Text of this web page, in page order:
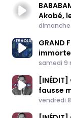
Akobé,
Published
dimanche
GRAND
Published
samedi 9
fausse
Published
vendredi